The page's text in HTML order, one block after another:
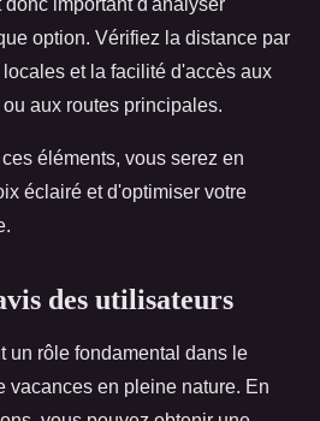
important d'analyser
option. Vérifiez la distance par
et la facilité d'accès aux
aux routes principales.
éléments, vous serez en
éclairé et d'optimiser votre
des utilisateurs
un rôle fondamental dans le
vacances en pleine nature. En